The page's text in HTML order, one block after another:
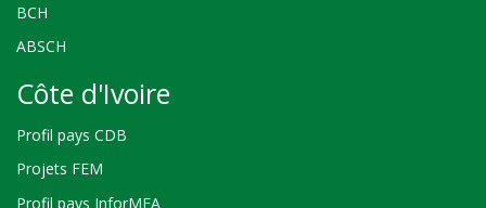
BCH
ABSCH
Côte d'Ivoire
Profil pays CDB
Projets FEM
Profil pays InforMEA